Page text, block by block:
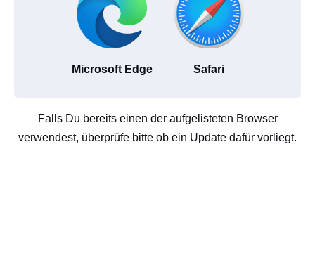
Microsoft Edge Safari
Falls Du bereits einen der aufgelisteten Browser
verwendest, überprüfe bitte ob ein Update dafür vorliegt.